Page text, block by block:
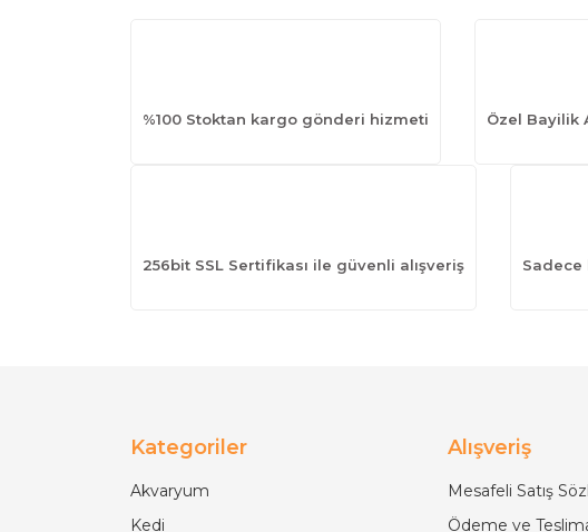
%100 Stoktan kargo gönderi hizmeti Özel Bayilik
256bit SSL Sertifikası ile güvenli alışveriş Sadece
Kategoriler
Akvaryum
Kedi
Alışveriş
Mesafeli Satış
Ödeme ve